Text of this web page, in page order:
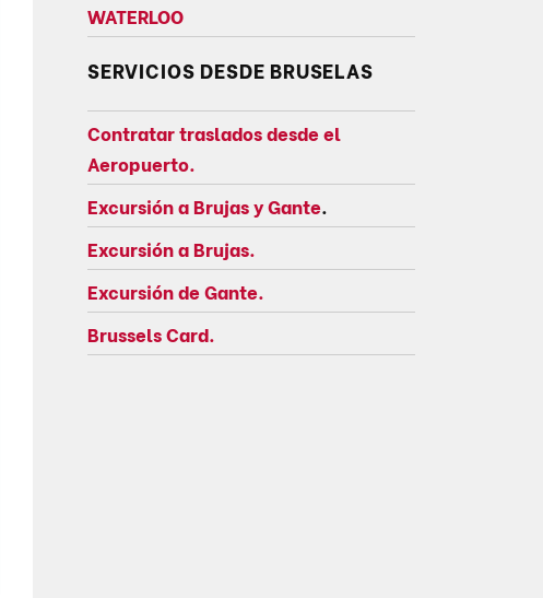
WATERLOO
SERVICIOS DESDE BRUSELAS
Contratar traslados desde el
Aeropuerto.
Excursión a Brujas y Gante.
Excursión a Brujas.
Excursión de Gante.
Brussels Card.